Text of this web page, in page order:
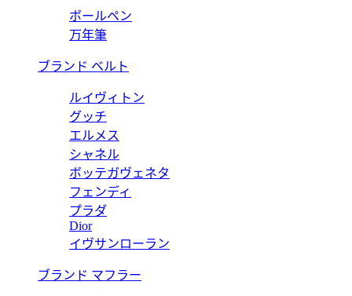
ボールペン
万年筆
ブランド ベルト
ルイヴィトン
グッチ
エルメス
シャネル
ボッテガヴェネタ
フェンディ
プラダ
Dior
イヴサンローラン
ブランド マフラー